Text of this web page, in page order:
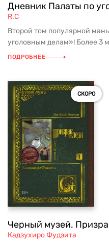
Дневник Палаты по
R.C
Второй том популярной
уголовным делам»! Более 3
ПОДРОБНЕЕ
СКОРО
Черный музей.
Кадзухиро Фудзита